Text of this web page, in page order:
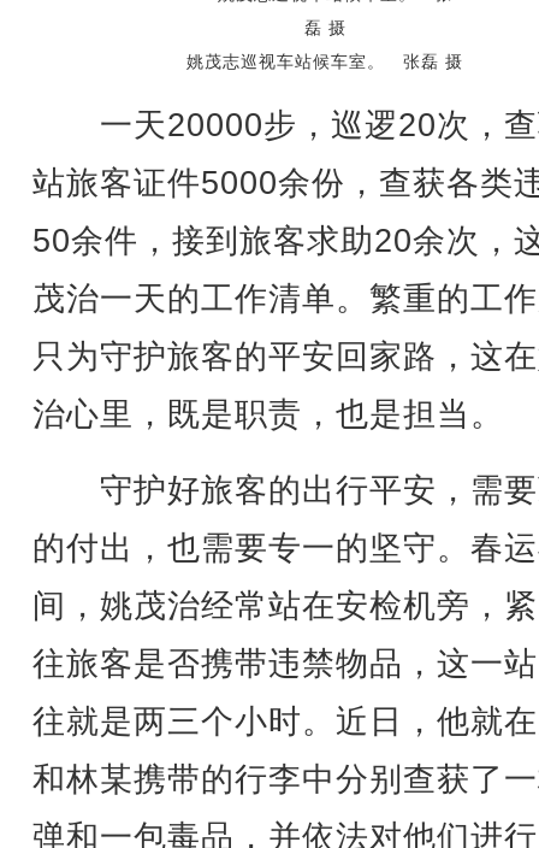
姚茂志巡视车站候车室。 张磊 摄
一天20000步，巡逻20次，查
站旅客证件5000余份，查获各类
50余件，接到旅客求助20余次，
茂治一天的工作清单。繁重的工
只为守护旅客的平安回家路，这
治心里，既是职责，也是担当。
守护好旅客的出行平安，需
的付出，也需要专一的坚守。春
间，姚茂治经常站在安检机旁，
往旅客是否携带违禁物品，这一
往就是两三个小时。近日，他就
和林某携带的行李中分别查获了
弹和一包毒品，并依法对他们进